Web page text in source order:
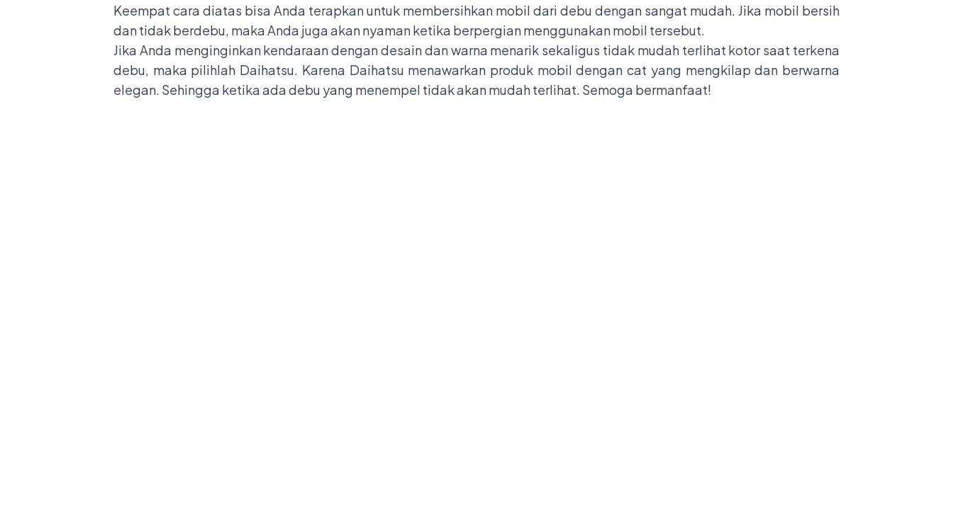
Keempat cara diatas bisa Anda terapkan untuk membersihkan mobil dari debu dengan sangat mudah. Jika mobil bersih
dan tidak berdebu, maka Anda juga akan nyaman ketika berpergian menggunakan mobil tersebut.
Jika Anda menginginkan kendaraan dengan desain dan warna menarik sekaligus tidak mudah terlihat kotor saat terkena
debu, maka pilihlah Daihatsu. Karena Daihatsu menawarkan produk mobil dengan cat yang mengkilap dan berwarna
elegan. Sehingga ketika ada debu yang menempel tidak akan mudah terlihat. Semoga bermanfaat!